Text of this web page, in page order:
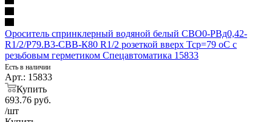
Ороситель спринклерный водяной белый СВО0-РВд0,42-
R1/2/Р79.В3-СВВ-К80 R1/2 розеткой вверх Тср=79 оС с
резьбовым герметиком Спецавтоматика 15833
Есть в наличии
Арт.: 15833
Купить
693.76 руб.
/шт